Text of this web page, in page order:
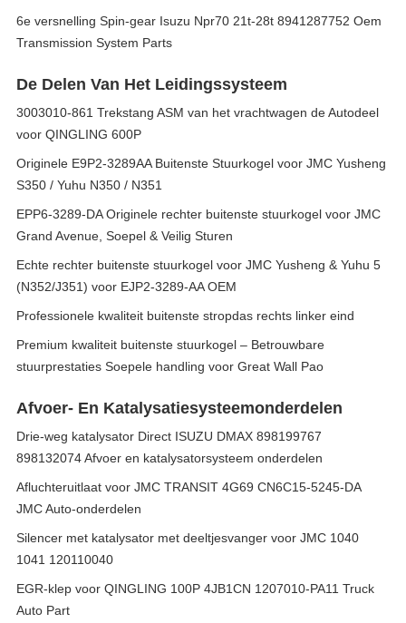
6e versnelling Spin-gear Isuzu Npr70 21t-28t 8941287752 Oem
Transmission System Parts
De Delen Van Het Leidingssysteem
3003010-861 Trekstang ASM van het vrachtwagen de Autodeel
voor QINGLING 600P
Originele E9P2-3289AA Buitenste Stuurkogel voor JMC Yusheng
S350 / Yuhu N350 / N351
EPP6-3289-DA Originele rechter buitenste stuurkogel voor JMC
Grand Avenue, Soepel & Veilig Sturen
Echte rechter buitenste stuurkogel voor JMC Yusheng & Yuhu 5
(N352/J351) voor EJP2-3289-AA OEM
Professionele kwaliteit buitenste stropdas rechts linker eind
Premium kwaliteit buitenste stuurkogel – Betrouwbare
stuurprestaties Soepele handling voor Great Wall Pao
Afvoer- En Katalysatiesysteemonderdelen
Drie-weg katalysator Direct ISUZU DMAX 898199767
898132074 Afvoer en katalysatorsysteem onderdelen
Afluchteruitlaat voor JMC TRANSIT 4G69 CN6C15-5245-DA
JMC Auto-onderdelen
Silencer met katalysator met deeltjesvanger voor JMC 1040
1041 120110040
EGR-klep voor QINGLING 100P 4JB1CN 1207010-PA11 Truck
Auto Part